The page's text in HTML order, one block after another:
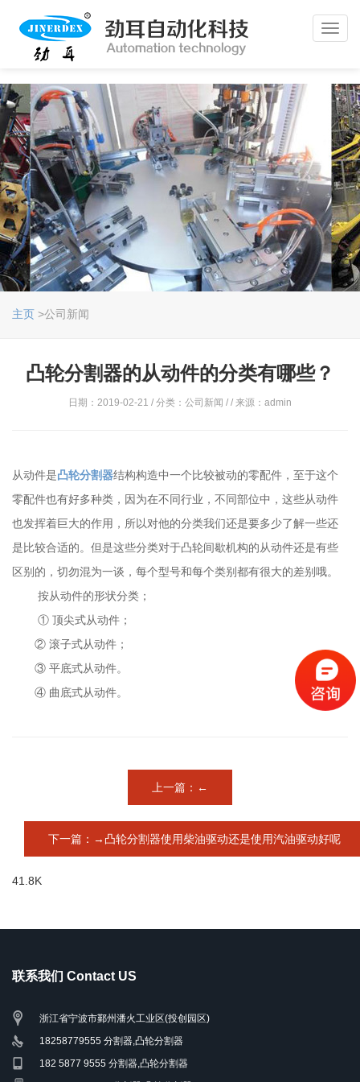
主页 >公司新闻
凸轮分割器的从动件的分类有哪些？
日期：2019-02-21 / 分类：公司新闻 / / 来源：admin
从动件是凸轮分割器结构构造中一个比较被动的零配件，至于这个
零配件也有好多种类，因为在不同行业，不同部位中，这些从动件
也发挥着巨大的作用，所以对他的分类我们还是要多少了解一些还
是比较合适的。但是这些分类对于凸轮间歇机构的从动件还是有些
区别的，切勿混为一谈，每个型号和每个类别都有很大的差别哦。
按从动件的形状分类；
① 顶尖式从动件；
② 滚子式从动件；
③ 平底式从动件。
④ 曲底式从动件。
上一篇：←
下一篇：→凸轮分割器使用柴油驱动还是使用汽油驱动好呢
41.8K
联系我们 Contact US
浙江省宁波市鄞州潘火工业区(投创园区)
18258779555 分割器,凸轮分割器
182 5877 9555 分割器,凸轮分割器